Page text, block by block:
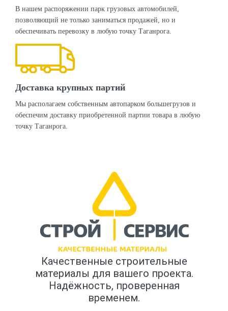
В нашем распоряжении парк грузовых автомобилей,
позволяющий не только заниматься продажей, но и
обеспечивать перевозку в любую точку Таганрога.
Доставка крупных партий
Мы располагаем собственным автопарком большегрузов и
обеспечим доставку приобретенной партии товара в любую
точку Таганрога.
Качественные строительные
материалы для вашего проекта.
Надёжность, проверенная
временем.